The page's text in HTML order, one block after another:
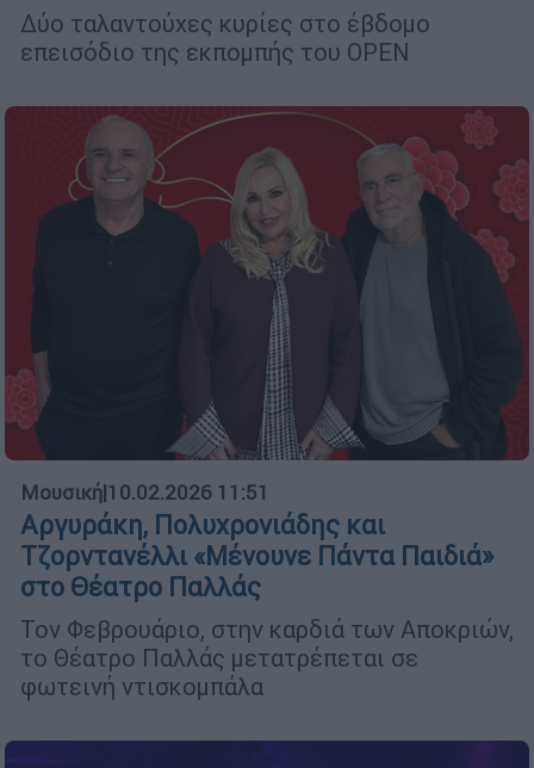
Δύο ταλαντούχες κυρίες στο έβδομο
επεισόδιο της εκπομπής του OPEN
Μουσική|10.02.2026 11:51
Αργυράκη, Πολυχρονιάδης και
Τζορντανέλλι «Μένουνε Πάντα Παιδιά»
στο Θέατρο Παλλάς
Τον Φεβρουάριο, στην καρδιά των Αποκριών,
το Θέατρο Παλλάς μετατρέπεται σε
φωτεινή ντισκομπάλα